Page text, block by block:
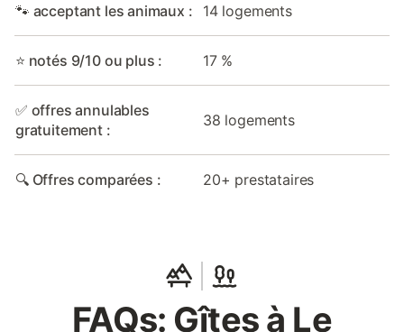
🐾 acceptant les animaux : 14 logements
⭐ notés 9/10 ou plus : 17 %
✅ offres annulables
gratuitement :
38 logements
🔍 Offres comparées : 20+ prestataires
FAQs: Gîtes à Le